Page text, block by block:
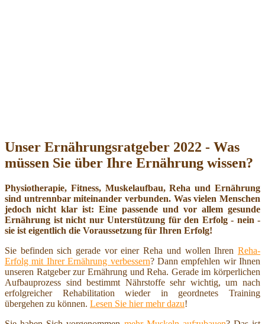
Unser Ernährungsratgeber 2022 - Was
müssen Sie über Ihre Ernährung wissen?
Physiotherapie, Fitness, Muskelaufbau, Reha und Ernährung
sind untrennbar miteinander verbunden. Was vielen Menschen
jedoch nicht klar ist: Eine passende und vor allem gesunde
Ernährung ist nicht nur Unterstützung für den Erfolg - nein -
sie ist eigentlich die Voraussetzung für Ihren Erfolg!
Sie befinden sich gerade vor einer Reha und wollen Ihren Reha-
Erfolg mit Ihrer Ernährung verbessern? Dann empfehlen wir Ihnen
unseren Ratgeber zur Ernährung und Reha. Gerade im körperlichen
Aufbauprozess sind bestimmt Nährstoffe sehr wichtig, um nach
erfolgreicher Rehabilitation wieder in geordnetes Training
übergehen zu können. Lesen Sie hier mehr dazu!